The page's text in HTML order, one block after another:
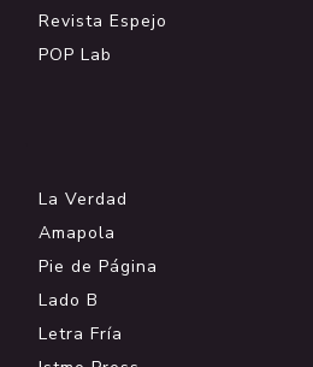
Revista Espejo
POP Lab
La Verdad
Amapola
Pie de Página
Lado B
Letra Fría